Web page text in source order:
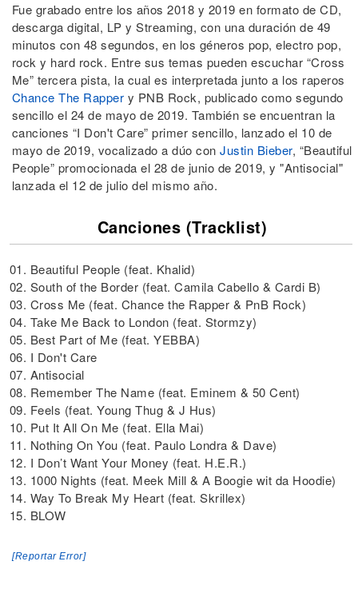
Fue grabado entre los años 2018 y 2019 en formato de CD,
descarga digital, LP y Streaming, con una duración de 49
minutos con 48 segundos, en los géneros pop, electro pop,
rock y hard rock. Entre sus temas pueden escuchar “Cross
Me” tercera pista, la cual es interpretada junto a los raperos
Chance The Rapper y PNB Rock, publicado como segundo
sencillo el 24 de mayo de 2019. También se encuentran la
canciones “I Don't Care” primer sencillo, lanzado el 10 de
mayo de 2019, vocalizado a dúo con Justin Bieber, “Beautiful
People” promocionada el 28 de junio de 2019, y "Antisocial"
lanzada el 12 de julio del mismo año.
Canciones (Tracklist)
01. Beautiful People (feat. Khalid)
02. South of the Border (feat. Camila Cabello & Cardi B)
03. Cross Me (feat. Chance the Rapper & PnB Rock)
04. Take Me Back to London (feat. Stormzy)
05. Best Part of Me (feat. YEBBA)
06. I Don't Care
07. Antisocial
08. Remember The Name (feat. Eminem & 50 Cent)
09. Feels (feat. Young Thug & J Hus)
10. Put It All On Me (feat. Ella Mai)
11. Nothing On You (feat. Paulo Londra & Dave)
12. I Don’t Want Your Money (feat. H.E.R.)
13. 1000 Nights (feat. Meek Mill & A Boogie wit da Hoodie)
14. Way To Break My Heart (feat. Skrillex)
15. BLOW
[Reportar Error]